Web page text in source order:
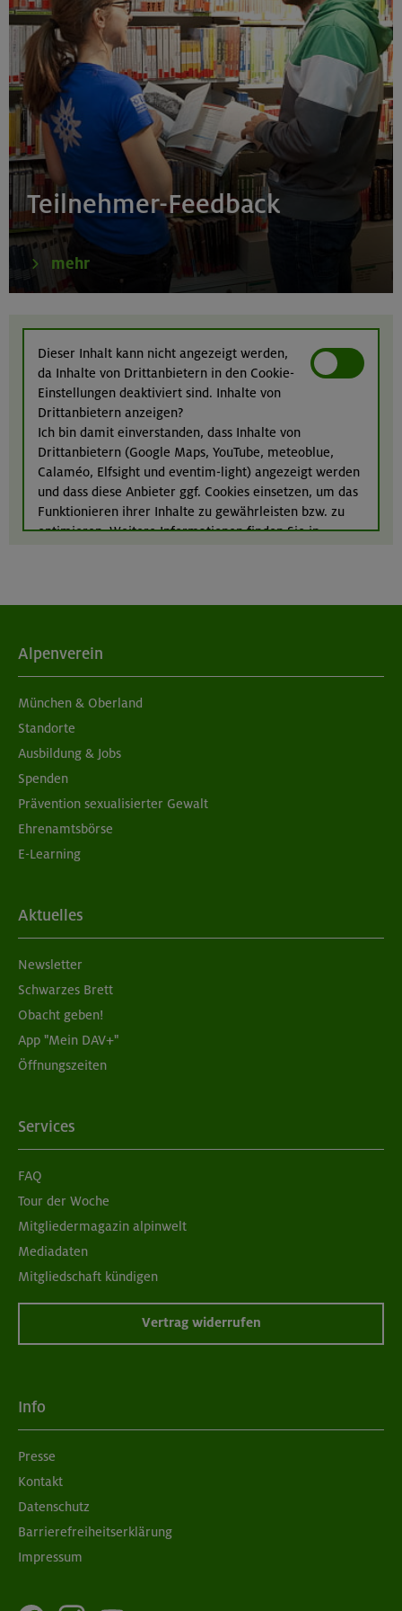
21./22./23.08.26
Kombikurs: Grund- und Aufbaukurs Klettern indoor (3
Termine)
München
21.08.26
Klettertreff indoor
München
Kitzbüheler Alpen
22./23.08.26
Bouldern für Einsteiger indoor
München
Teilnehmer-Feedback
mehr
Dieser Inhalt kann nicht angezeigt werden,
da Inhalte von Drittanbietern in den Cookie-
Einstellungen deaktiviert sind. Inhalte von
Drittanbietern anzeigen?
Ich bin damit einverstanden, dass Inhalte von
Drittanbietern (Google Maps, YouTube, meteoblue,
Calaméo, Elfsight und eventim-light) angezeigt werden
und dass diese Anbieter ggf. Cookies einsetzen, um das
Funktionieren ihrer Inhalte zu gewährleisten bzw. zu
optimieren. Weitere Informationen finden Sie in
Alpenverein
München & Oberland
Standorte
Ausbildung & Jobs
Spenden
Prävention sexualisierter Gewalt
Ehrenamtsbörse
E-Learning
Aktuelles
Newsletter
Schwarzes Brett
Obacht geben!
App "Mein DAV+"
Öffnungszeiten
Services
FAQ
Tour der Woche
Mitgliedermagazin alpinwelt
Mediadaten
Mitgliedschaft kündigen
Vertrag widerrufen
Info
Presse
Kontakt
Datenschutz
Barrierefreiheitserklärung
Impressum